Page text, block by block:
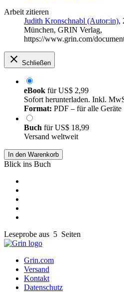
Arbeit zitieren
Judith Kronschnabl (Autor:in),
München, GRIN Verlag,
https://www.grin.com/
Schließen
eBook fürUS$ 2,99
Sofort herunterladen. Inkl.
Format: PDF – für alle Geräte
Buch fürUS$ 18,99
Versand weltweit
In den Warenkorb
Blick ins Buch
Leseprobe aus 5 Seiten
Grin.com
Versand
Kontakt
Datenschutz